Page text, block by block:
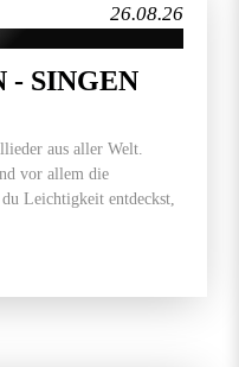
26.08.26
- SINGEN
aus aller Welt.
vor allem die
Leichtigkeit entdeckst,